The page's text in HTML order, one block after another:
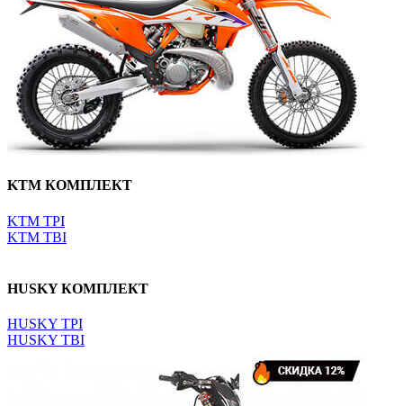
KTM КОМПЛЕКТ
KTM TPI
KTM TBI
HUSKY КОМПЛЕКТ
HUSKY TPI
HUSKY TBI